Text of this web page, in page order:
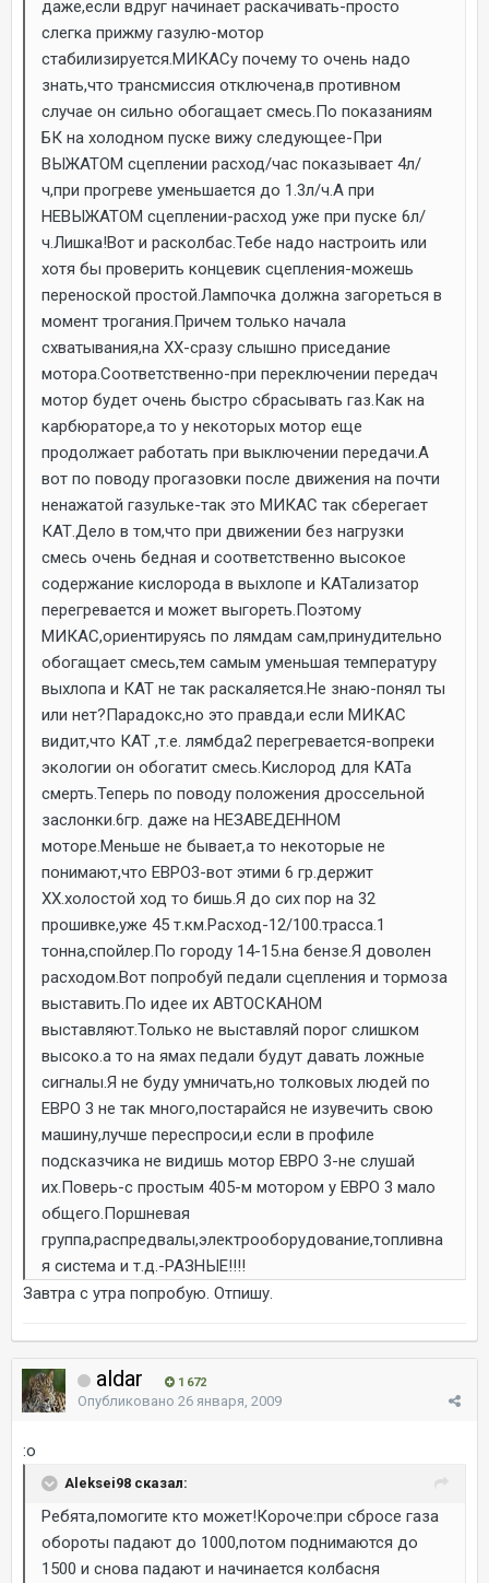
даже,если вдруг начинает раскачивать-просто
слегка прижму газулю-мотор
стабилизируется.МИКАСу почему то очень надо
знать,что трансмиссия отключена,в противном
случае он сильно обогащает смесь.По показаниям
БК на холодном пуске вижу следующее-При
ВЫЖАТОМ сцеплении расход/час показывает 4л/
ч,при прогреве уменьшается до 1.3л/ч.А при
НЕВЫЖАТОМ сцеплении-расход уже при пуске 6л/
ч.Лишка!Вот и расколбас.Тебе надо настроить или
хотя бы проверить концевик сцепления-можешь
переноской простой.Лампочка должна загореться в
момент трогания.Причем только начала
схватывания,на ХХ-сразу слышно приседание
мотора.Соответственно-при переключении передач
мотор будет очень быстро сбрасывать газ.Как на
карбюраторе,а то у некоторых мотор еще
продолжает работать при выключении передачи.А
вот по поводу прогазовки после движения на почти
ненажатой газульке-так это МИКАС так сберегает
КАТ.Дело в том,что при движении без нагрузки
смесь очень бедная и соответственно высокое
содержание кислорода в выхлопе и КАТализатор
перегревается и может выгореть.Поэтому
МИКАС,ориентируясь по лямдам сам,принудительно
обогащает смесь,тем самым уменьшая температуру
выхлопа и КАТ не так раскаляется.Не знаю-понял ты
или нет?Парадокс,но это правда,и если МИКАС
видит,что КАТ ,т.е. лямбда2 перегревается-вопреки
экологии он обогатит смесь.Кислород для КАТа
смерть.Теперь по поводу положения дроссельной
заслонки.6гр. даже на НЕЗАВЕДЕННОМ
моторе.Меньше не бывает,а то некоторые не
понимают,что ЕВРО3-вот этими 6 гр.держит
ХХ.холостой ход то бишь.Я до сих пор на 32
прошивке,уже 45 т.км.Расход-12/100.трасса.1
тонна,спойлер.По городу 14-15.на бензе.Я доволен
расходом.Вот попробуй педали сцепления и тормоза
выставить.По идее их АВТОСКАНОМ
выставляют.Только не выставляй порог слишком
высоко.а то на ямах педали будут давать ложные
сигналы.Я не буду умничать,но толковых людей по
ЕВРО 3 не так много,постарайся не изувечить свою
машину,лучше переспроси,и если в профиле
подсказчика не видишь мотор ЕВРО 3-не слушай
их.Поверь-с простым 405-м мотором у ЕВРО 3 мало
общего.Поршневая
группа,распредвалы,электрооборудование,топливна
я система и т.д.-РАЗНЫЕ!!!!
Завтра с утра попробую. Отпишу.
aldar 1 672
Опубликовано 26 января, 2009
:o
Aleksei98 сказал:
Ребята,помогите кто может!Короче:при сбросе газа
обороты падают до 1000,потом поднимаются до
1500 и снова падают и начинается колбасня